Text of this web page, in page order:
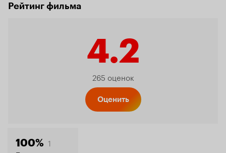
Рейтинг фильма
4.2
Рейтинг
265 оценок
Оценить
100% 1